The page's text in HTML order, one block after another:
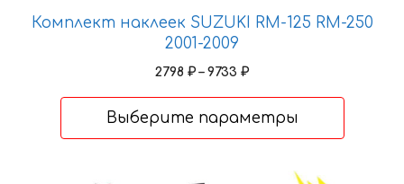
Комплект наклеек SUZUKI RM-125 RM-250
2001-2009
2798 ₽ – 9733 ₽Диапазон
–
Выберите параметры